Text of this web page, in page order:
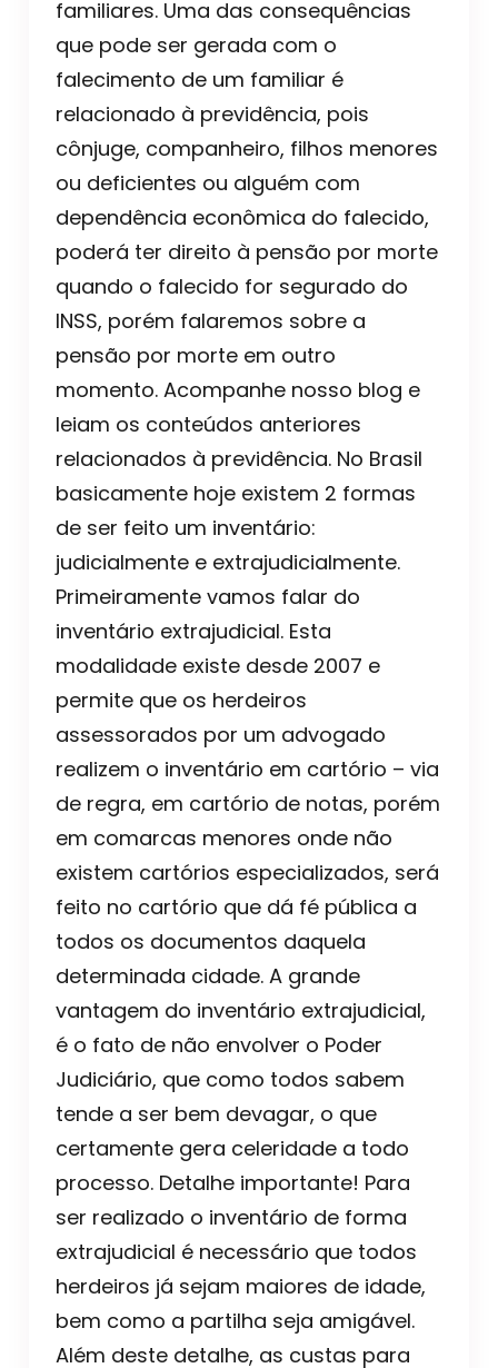
familiares. Uma das consequências
que pode ser gerada com o
falecimento de um familiar é
relacionado à previdência, pois
cônjuge, companheiro, filhos menores
ou deficientes ou alguém com
dependência econômica do falecido,
poderá ter direito à pensão por morte
quando o falecido for segurado do
INSS, porém falaremos sobre a
pensão por morte em outro
momento. Acompanhe nosso blog e
leiam os conteúdos anteriores
relacionados à previdência. No Brasil
basicamente hoje existem 2 formas
de ser feito um inventário:
judicialmente e extrajudicialmente.
Primeiramente vamos falar do
inventário extrajudicial. Esta
modalidade existe desde 2007 e
permite que os herdeiros
assessorados por um advogado
realizem o inventário em cartório – via
de regra, em cartório de notas, porém
em comarcas menores onde não
existem cartórios especializados, será
feito no cartório que dá fé pública a
todos os documentos daquela
determinada cidade. A grande
vantagem do inventário extrajudicial,
é o fato de não envolver o Poder
Judiciário, que como todos sabem
tende a ser bem devagar, o que
certamente gera celeridade a todo
processo. Detalhe importante! Para
ser realizado o inventário de forma
extrajudicial é necessário que todos
herdeiros já sejam maiores de idade,
bem como a partilha seja amigável.
Além deste detalhe, as custas para